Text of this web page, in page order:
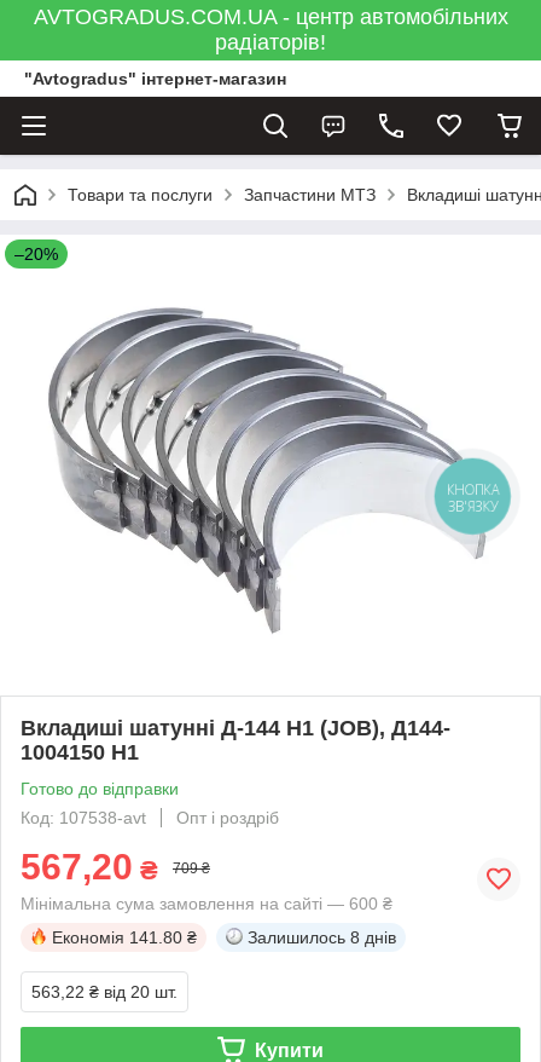
AVTOGRADUS.COM.UA - центр автомобільних
радіаторів!
"Avtogradus" інтернет-магазин
Товари та послуги Запчастини МТЗ Вкладиші
–20%
Вкладиші шатунні Д-144 Н1 (JOB), Д144-
1004150 Н1
Готово до відправки
Код: 107538-avt
Опт і роздріб
567,20 ₴ 709 ₴
Мінімальна сума замовлення на сайті — 600 ₴
Економія 141.80 ₴ Залишилось 8 днів
563,22 ₴ від 20 шт.
Купити
КНОПКА
ЗВ'ЯЗКУ